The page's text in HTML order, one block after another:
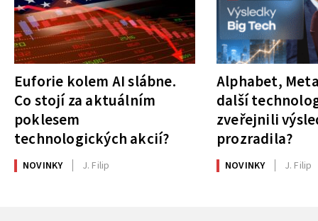
Euforie kolem AI slábne.
Co stojí za aktuálním
poklesem
technologických akcií?
NOVINKY J. Filip
Alphabet,
další
zveřejnili
prozradila?
NOVINKY J. Filip